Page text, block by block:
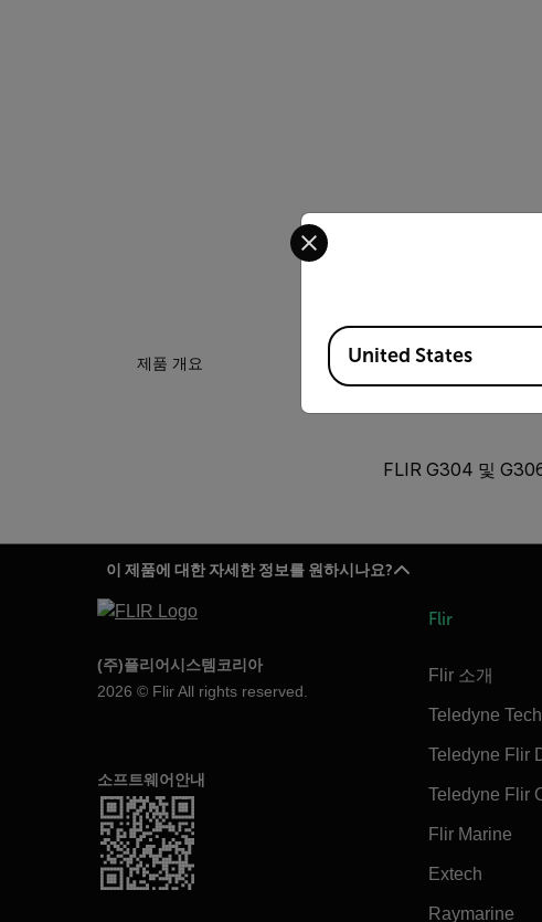
제품 개요
FLIR G304 및
이 제품에 대한 자세한 정보를 원하시나요?
(주)플리어시스템코리아
2026 © Flir All rights reserved.
소프트웨어안내
Flir
Flir 소개
Teledyne
Teledyne Flir
Teledyne Flir
Flir Marine
Extech
Raymarine
Select your preferred country
Available Locations
United States